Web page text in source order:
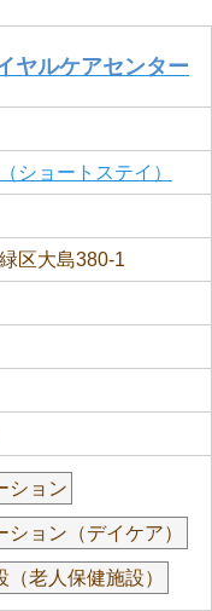
ヤルケアセンター
ショートステイ）
区大島380-1
ション
ョン（デイケア）
老人保健施設）